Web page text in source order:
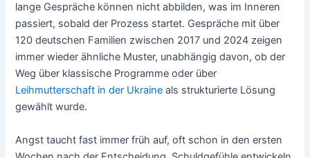
lange Gespräche können nicht abbilden, was im Inneren
passiert, sobald der Prozess startet. Gespräche mit über
120 deutschen Familien zwischen 2017 und 2024 zeigen
immer wieder ähnliche Muster, unabhängig davon, ob der
Weg über klassische Programme oder über
Leihmutterschaft in der Ukraine als strukturierte Lösung
gewählt wurde.
Angst taucht fast immer früh auf, oft schon in den ersten